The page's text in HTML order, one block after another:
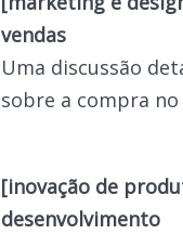
vendas
Uma discussão
sobre a compra
[inovação de
desenvolvimento